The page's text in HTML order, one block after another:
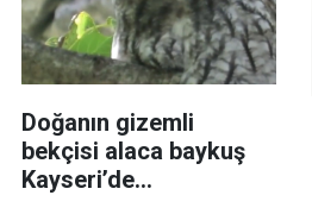
Doğanın gizemli
bekçisi alaca baykuş
Kayseri’de